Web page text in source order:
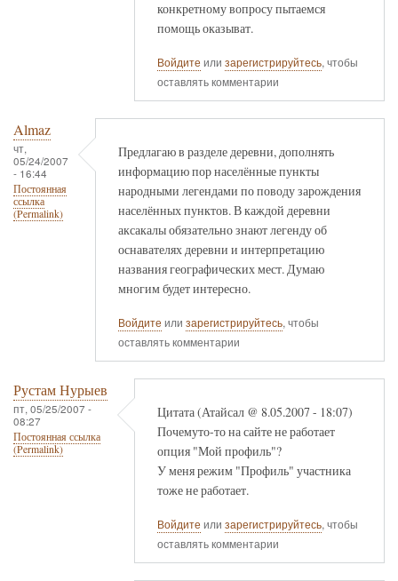
конкретному вопросу пытаемся
помощь оказыват.
Войдите или зарегистрируйтесь, чтобы
оставлять комментарии
Almaz
чт,
05/24/2007
- 16:44
Постоянная
ссылка
(Permalink)
Предлагаю в разделе деревни, дополнять
информацию пор населённые пункты
народными легендами по поводу зарождения
населённых пунктов. В каждой деревни
аксакалы обязательно знают легенду об
оснавателях деревни и интерпретацию
названия географических мест. Думаю
многим будет интересно.
Войдите или зарегистрируйтесь, чтобы
оставлять комментарии
Рустам Нурыев
пт, 05/25/2007 -
08:27
Постоянная ссылка
(Permalink)
Цитата (Атайсал @ 8.05.2007 - 18:07)
Почемуто-то на сайте не работает
опция "Мой профиль"?
У меня режим "Профиль" участника
тоже не работает.
Войдите или зарегистрируйтесь, чтобы
оставлять комментарии